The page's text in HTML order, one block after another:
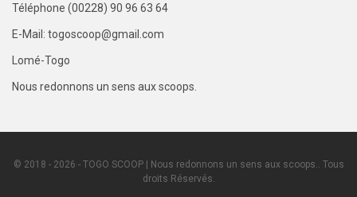
Téléphone (00228) 90 96 63 64
E-Mail: togoscoop@gmail.com
Lomé-Togo
Nous redonnons un sens aux scoops.
© 2018 - 2026 - TOGO SCOOP | Nous redonnons un sens aux scoops.. Tous
droits Réservés.